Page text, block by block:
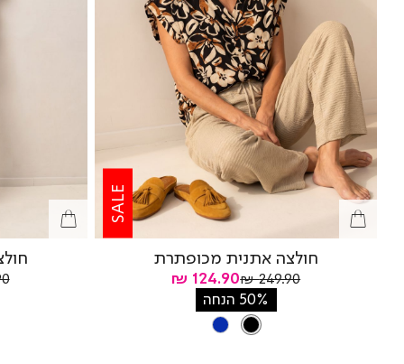
SALE
חולצה אתנית מכופתרת
מחיר
מוצר
124.90 ₪
מחיר
249.90 ₪
50% הנחה
צבע
BLACK
BLACK
BLUE
₪